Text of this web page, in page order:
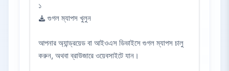
১
গুগল ম্যাপস খুলুন
আপনার অ্যান্ড্রয়েড বা আইওএস ডিভাইসে গুগল ম্যাপস চালু
করুন, অথবা ব্রাউজারে ওয়েবসাইটে যান।